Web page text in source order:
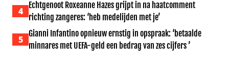
4
Echtgenoot Roxeanne Hazes grijpt in na haatcomment
richting zangeres: ‘heb medelijden met je’
5
Gianni Infantino opnieuw ernstig in opspraak: ‘betaalde
minnares met UEFA-geld een bedrag van zes cijfers ’